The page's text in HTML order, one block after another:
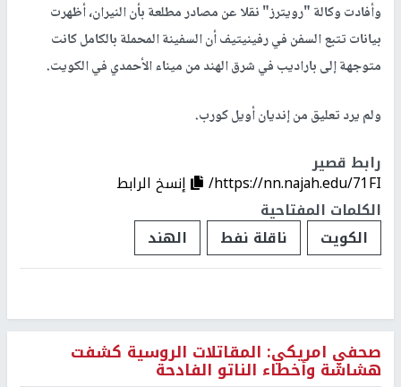
وأفادت وكالة "رويترز" نقلا عن مصادر مطلعة بأن النيران، أظهرت
بيانات تتبع السفن في رفينيتيف أن السفينة المحملة بالكامل كانت
متوجهة إلى باراديب في شرق الهند من ميناء الأحمدي في الكويت.
ولم يرد تعليق من إنديان أويل كورب.
رابط قصير
https://nn.najah.edu/71FI/
إنسخ الرابط
الكلمات المفتاحية
الكويت
ناقلة نفط الهند
صحفي امريكي: المقاتلات الروسية كشفت
هشاشة وأخطاء الناتو الفادحة